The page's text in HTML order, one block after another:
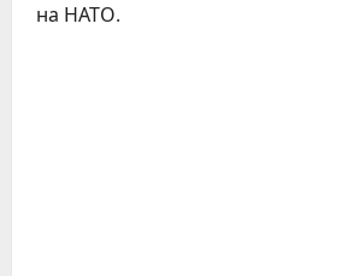
на НАТО.